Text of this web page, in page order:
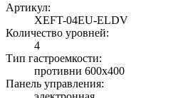
Артикул:
XEFT-04EU-ELDV
Количество уровней:
4
Тип гастроемкости:
противни 600х400
Панель управления: